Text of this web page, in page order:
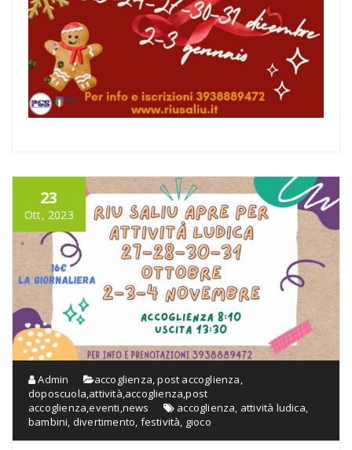
23
Ott, 2023
Admin
accoglienza, post accoglienza,
doposcuola,attività,accoglienza,post
accoglienza,eventi,news accoglienza, attività ludica,
bambini, divertimento, festività, gioco